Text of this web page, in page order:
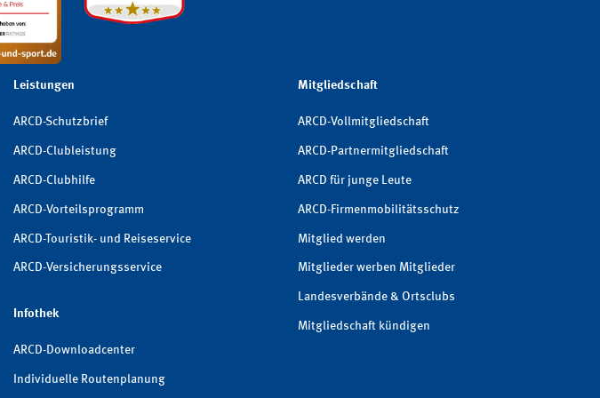
Leistungen
ARCD-Schutzbrief
ARCD-Clubleistung
ARCD-Clubhilfe
ARCD-Vorteilsprogramm
ARCD-Touristik- und Reiseservice
ARCD-Versicherungsservice
Infothek
ARCD-Downloadcenter
Individuelle Routenplanung
Mitgliedschaft
ARCD-Vollmitgliedschaft
ARCD-Partnermitgliedschaft
ARCD für junge Leute
ARCD-Firmenmobilitätsschutz
Mitglied werden
Mitglieder werben Mitglieder
Landesverbände & Ortsclubs
Mitgliedschaft kündigen